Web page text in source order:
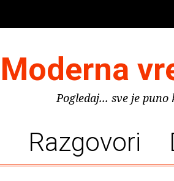
Moderna
Pogledaj... sve je puno
Razgovori